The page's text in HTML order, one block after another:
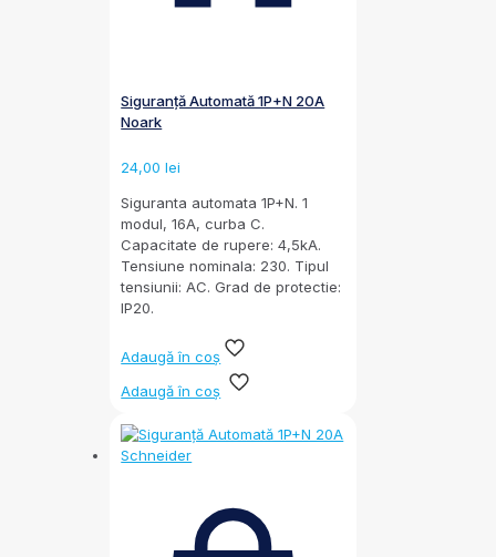
Siguranță Automată 1P+N 20A
Noark
24,00lei
Siguranta automata 1P+N. 1
modul, 16A, curba C.
Capacitate de rupere: 4,5kA.
Tensiune nominala: 230. Tipul
tensiunii: AC. Grad de protectie:
IP20.
Adaugă în coș
Adaugă în coș